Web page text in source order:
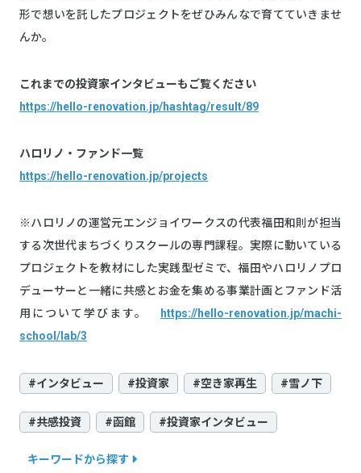
形で想いを託したプロジェクトをぜひみんなで育てていきませ
んか。
これまでの投資家インタビューもご覧ください
https://hello-renovation.jp/hashtag/result/89
ハロリノ・ファンド一覧
https://hello-renovation.jp/projects
※ハロリノの運営元エンジョイワークスの代表福田和則が担当
する次世代まちづくりスクールの専門課程。実際に動いている
プロジェクトを教材にした実践型ゼミで、福田やハロリノプロ
デューサーと一緒に共感とお金を集める事業計画とファンド活
用について学びます。
https://hello-renovation.jp/machi-
school/lab/3
#インタビュー #投資家 #空き家再生 #雪ノ下
#共感投資 #函館 #投資家インタビュー
キーワードから探す